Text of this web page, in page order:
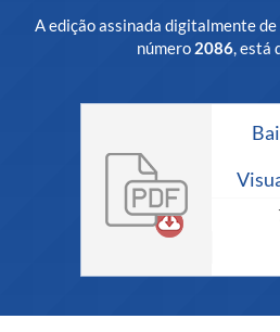
A edição assinada digitalmente
número 2086, está